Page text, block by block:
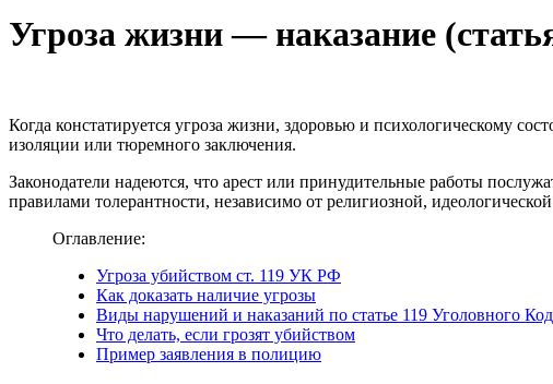
Угроза жизни — наказание
Когда констатируется угроза жизни, здоровью и психологическому
изоляции или тюремного заключения.
Законодатели надеются, что арест или принудительные работы
правилами толерантности, независимо от религиозной,
Оглавление:
Угроза убийством ст. 119 УК РФ
Как доказать наличие угрозы
Виды нарушений и наказаний по статье 119 Уголовного
Что делать, если грозят убийством
Пример заявления в полицию